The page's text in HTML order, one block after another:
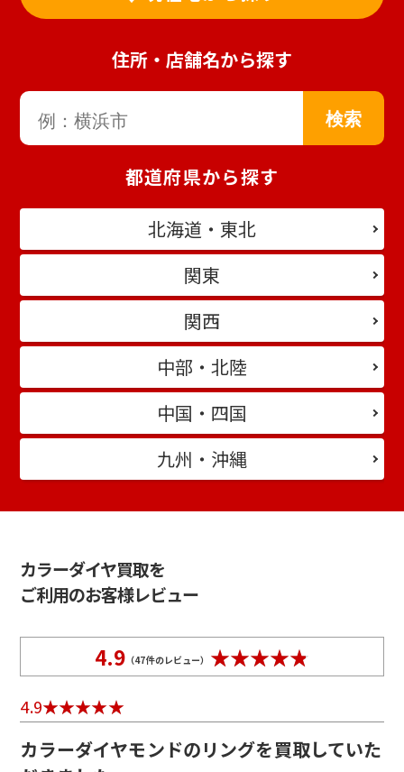
住所・店舗名から探す
都道府県から探す
北海道・東北
関東
関西
中部・北陸
中国・四国
九州・沖縄
カラーダイヤ買取を
ご利用のお客様レビュー
4.9 （47件のレビュー）
4.9
カラーダイヤモンドのリングを買取していた